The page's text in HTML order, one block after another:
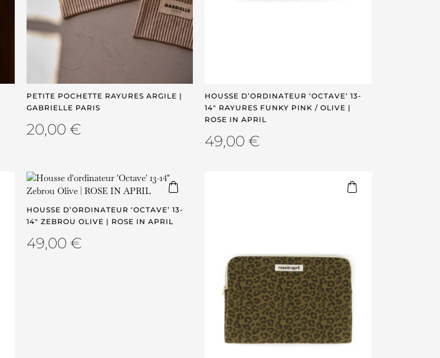
PETITE POCHETTE RAYURES ARGILE |
GABRIELLE PARIS
20,00 €
HOUSSE D’ORDINATEUR ‘OCTAVE’ 13-
14″ RAYURES FUNKY PINK / OLIVE |
ROSE IN APRIL
49,00€
HOUSSE D’ORDINATEUR ‘OCTAVE’ 13-
14″ ZEBROU OLIVE | ROSE IN APRIL
49,00 €